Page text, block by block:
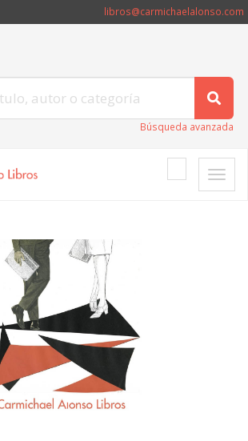
libros@carmichaelalonso.com
Búsqueda avanzada
Toggle